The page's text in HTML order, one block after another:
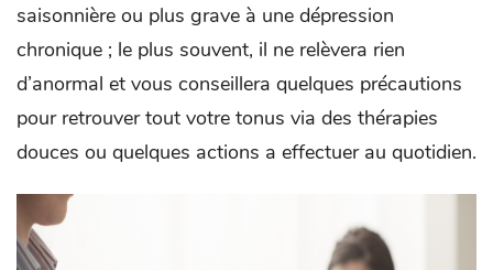
saisonnière ou plus grave à une dépression
chronique ; le plus souvent, il ne relèvera rien
d’anormal et vous conseillera quelques précautions
pour retrouver tout votre tonus via des thérapies
douces ou quelques actions a effectuer au quotidien.